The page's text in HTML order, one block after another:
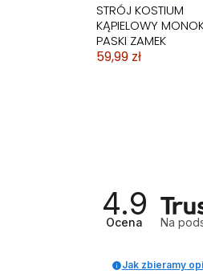
STRÓJ KOSTIUM
KĄPIELOWY
PASKI ZAMEK
59,99 zł
4.9
Ocena Na
Jak zbieramy